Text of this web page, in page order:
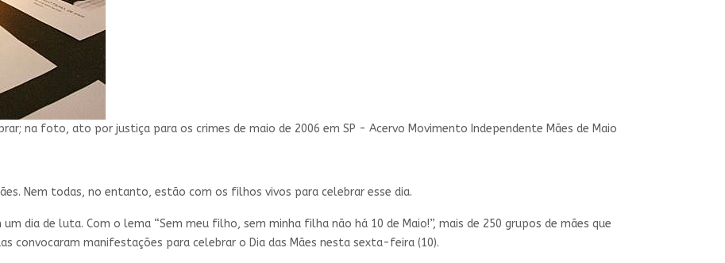
na foto, ato por justiça para os crimes de maio de 2006 em SP - Acervo Movimento Independente Mães de Maio
Nem todas, no entanto, estão com os filhos vivos para celebrar esse dia.
dia de luta. Com o lema “Sem meu filho, sem minha filha não há 10 de Maio!”, mais de 250 grupos de mães que
convocaram manifestações para celebrar o Dia das Mães nesta sexta-feira (10).